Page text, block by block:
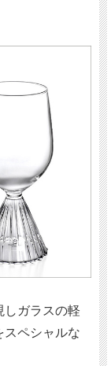
しガラスの軽
スペシャルな